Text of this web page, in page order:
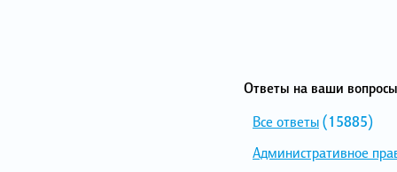
Ответы на ваши
Все ответы(15885)
Административное